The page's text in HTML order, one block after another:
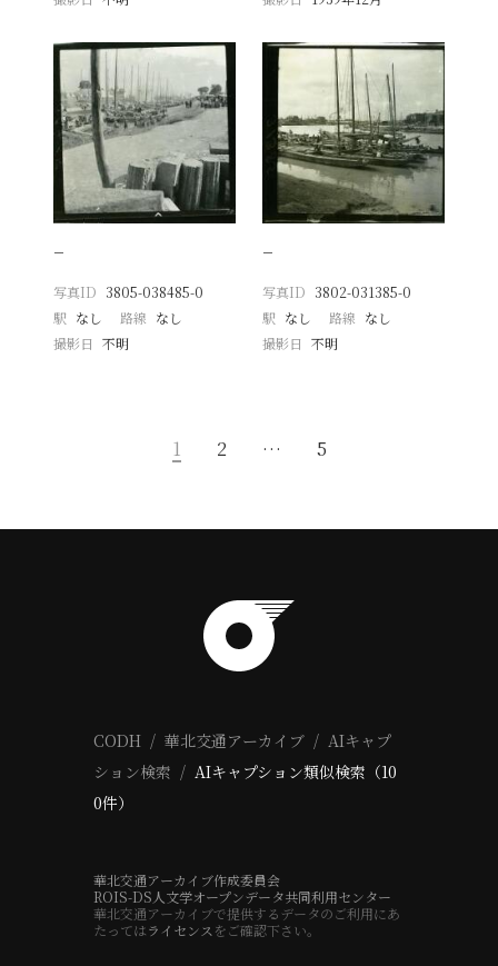
−
写真ID 3805-038485-0
駅 なし 路線 なし
撮影日
不明
−
写真ID 3802-031385-0
駅 なし 路線 なし
撮影日 不明
1 2 … 5
CODH 華北交通アーカイブ
AIキャプ
ション検索
AIキャプション類似検索（10
0件）
華北交通アーカイブ作成委員会
ROIS-DS人文学オープンデータ共同利用センター
華北交通アーカイブで提供するデータのご利用にあ
たってはライセンス をご確認下さい。